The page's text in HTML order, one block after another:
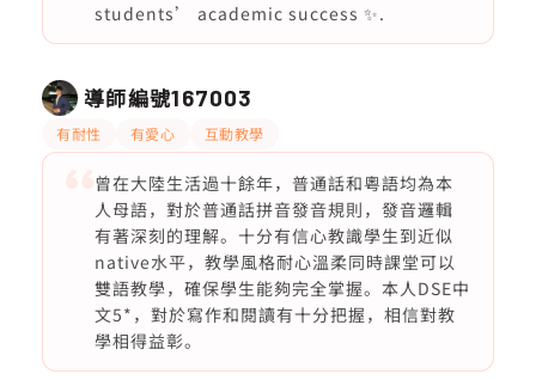
students’ academic success ✨.
導師編號167003
有耐性 有愛心 互動教學
曾在大陸生活過十餘年，普通話和粵語均為本
人母語，對於普通話拼音發音規則，發音邏輯
有著深刻的理解。十分有信心教識學生到近似
native水平，教學風格耐心溫柔同時課堂可以
雙語教學，確保學生能夠完全掌握。本人DSE中
文5*，對於寫作和閱讀有十分把握，相信對教
學相得益彰。